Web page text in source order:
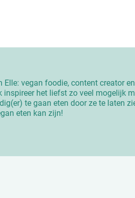
Elle: vegan foodie, content creator
inspireer het liefst zo veel mogelijk
te gaan eten door ze te laten
eten kan zijn!